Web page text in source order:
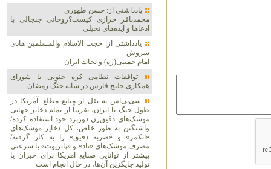
یادداشتی از: حسن ظهوری
محمدباقر خرازی کیست؟روحانی جنجالی با
ادعاها و ایده‌های تخیلی
یادداشتی از: حجت الاسلام والمسلمین هادی
سروش
امام خمینی(ره) و نجات ایران
توافقات نظامی کره جنوبی با شورای
همکاری خلیج فارس در سایه جنگ رمضان
سی‌بی‌اس به نقل از منابع مطلع: آمریکا در
طول جنگ با ایران، تقریباً از تمام ذخایر جهانی
موشک‌های دقیق‌زن دوربرد خود استفاده کرده/
واشنگتن به طور خاص، کل ذخایر موشک‌های
«اتکمز» و «ضربه دقیق» را به کار گرفته/
مصرف موشک‌های «تاد» و «پاتریوت» با سرعتی
بیشتر از توانایی صنایع آمریکا برای جبران یا
تولید جایگزین آن‌ها، در حال انجام است